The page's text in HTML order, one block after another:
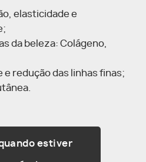
elasticidade e
da beleza: Colágeno,
e redução das linhas finas;
estiver